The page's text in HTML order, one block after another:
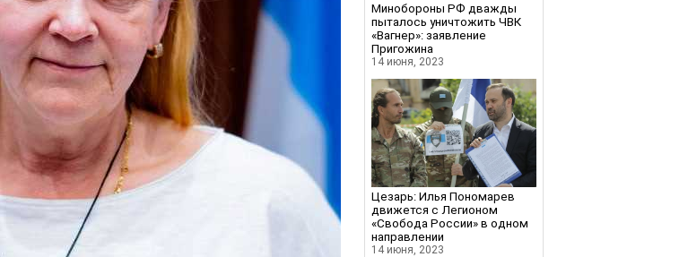
Минобороны РФ дважды
пыталось уничтожить ЧВК
«Вагнер»: заявление
Пригожина
14 июня, 2023
Цезарь: Илья Пономарев
движется с Легионом
«Свобода России» в одном
направлении
14 июня, 2023